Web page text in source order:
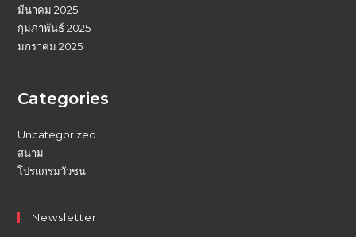
มีนาคม 2025
กุมภาพันธ์ 2025
มกราคม 2025
Categories
Uncategorized
สนาม
โปรแกรมวัวชน
Newsletter